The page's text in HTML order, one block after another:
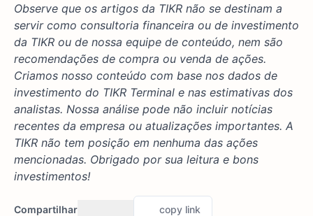
Observe que os artigos da TIKR não se destinam a
servir como consultoria financeira ou de investimento
da TIKR ou de nossa equipe de conteúdo, nem são
recomendações de compra ou venda de ações.
Criamos nosso conteúdo com base nos dados de
investimento do TIKR Terminal e nas estimativas dos
analistas. Nossa análise pode não incluir notícias
recentes da empresa ou atualizações importantes. A
TIKR não tem posição em nenhuma das ações
mencionadas. Obrigado por sua leitura e bons
investimentos!
Compartilhar copy link